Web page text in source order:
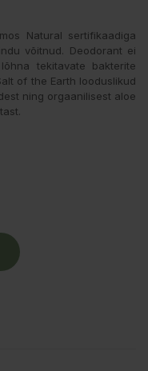
Natural sertifikaadiga
võitnud. Deodorant ei
tekitavate bakterite
of the Earth looduslikud
ning orgaanilisest aloe